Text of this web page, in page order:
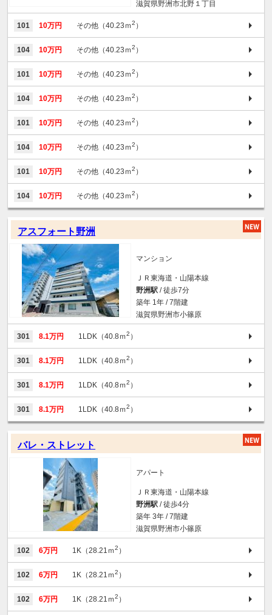
滋賀県野洲市北野１丁目
101 10万円 その他（40.23ｍ2 ）
104 10万円 その他（40.23ｍ2 ）
101 10万円 その他（40.23ｍ2 ）
104 10万円 その他（40.23ｍ2 ）
101 10万円 その他（40.23ｍ2 ）
104 10万円 その他（40.23ｍ2 ）
101 10万円 その他（40.23ｍ2 ）
104 10万円 その他（40.23ｍ2 ）
アスフォート野洲
マンション
ＪＲ東海道・山陽本線
野洲駅 / 徒歩7分
築年 1年 / 7階建
滋賀県野洲市小篠原
301 8.1万円 1LDK（40.8ｍ2 ）
301 8.1万円 1LDK（40.8ｍ2 ）
301 8.1万円 1LDK（40.8ｍ2 ）
301 8.1万円 1LDK（40.8ｍ2 ）
バレ・ストレット
アパート
ＪＲ東海道・山陽本線
野洲駅 / 徒歩4分
築年 3年 / 7階建
滋賀県野洲市小篠原
102 6万円 1K（28.21ｍ2 ）
102 6万円 1K（28.21ｍ2 ）
102 6万円 1K（28.21ｍ2 ）